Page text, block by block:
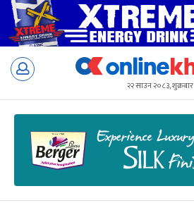
Skip
२२ साउन २०८३, शुक्रबार